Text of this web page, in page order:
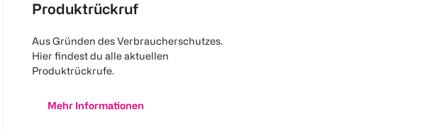
Produktrückruf
Aus Gründen des Verbraucherschutzes.
Hier findest du alle aktuellen
Produktrückrufe.
Mehr Informationen